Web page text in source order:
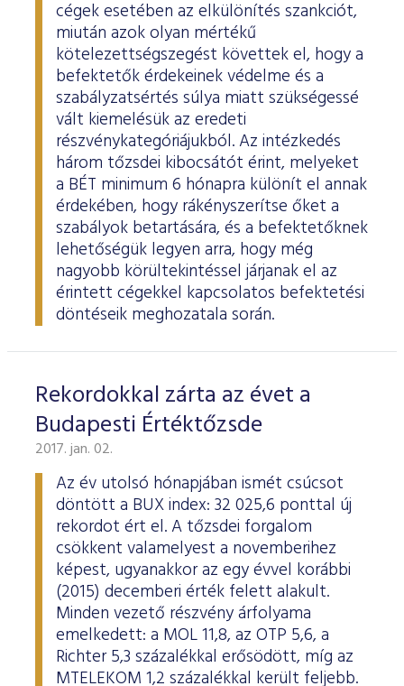
cégek esetében az elkülönítés szankciót,
miután azok olyan mértékű
kötelezettségszegést követtek el, hogy a
befektetők érdekeinek védelme és a
szabályzatsértés súlya miatt szükségessé
vált kiemelésük az eredeti
részvénykategóriájukból. Az intézkedés
három tőzsdei kibocsátót érint, melyeket
a BÉT minimum 6 hónapra különít el annak
érdekében, hogy rákényszerítse őket a
szabályok betartására, és a befektetőknek
lehetőségük legyen arra, hogy még
nagyobb körültekintéssel járjanak el az
érintett cégekkel kapcsolatos befektetési
döntéseik meghozatala során.
Rekordokkal zárta az évet a
Budapesti Értéktőzsde
2017. jan. 02.
Az év utolsó hónapjában ismét csúcsot
döntött a BUX index: 32 025,6 ponttal új
rekordot ért el. A tőzsdei forgalom
csökkent valamelyest a novemberihez
képest, ugyanakkor az egy évvel korábbi
(2015) decemberi érték felett alakult.
Minden vezető részvény árfolyama
emelkedett: a MOL 11,8, az OTP 5,6, a
Richter 5,3 százalékkal erősödött, míg az
MTELEKOM 1,2 százalékkal került feljebb.